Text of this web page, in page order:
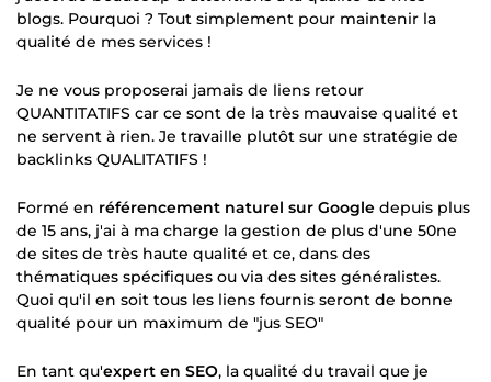
blogs. Pourquoi ? Tout simplement pour maintenir la
qualité de mes services !
Je ne vous proposerai jamais de liens retour
QUANTITATIFS car ce sont de la très mauvaise qualité et
ne servent à rien. Je travaille plutôt sur une stratégie de
backlinks QUALITATIFS !
Formé en référencement naturel sur Google depuis plus
de 15 ans, j'ai à ma charge la gestion de plus d'une 50ne
de sites de très haute qualité et ce, dans des
thématiques spécifiques ou via des sites généralistes.
Quoi qu'il en soit tous les liens fournis seront de bonne
qualité pour un maximum de "jus SEO"
En tant qu'expert en SEO, la qualité du travail que je